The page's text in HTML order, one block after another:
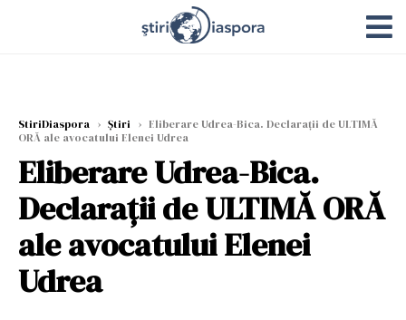
StiriDiaspora › Știri › Eliberare Udrea-Bica. Declarații de ULTIMĂ
ORĂ ale avocatului Elenei Udrea
Eliberare Udrea-Bica.
Declarații de ULTIMĂ ORĂ
ale avocatului Elenei
Udrea